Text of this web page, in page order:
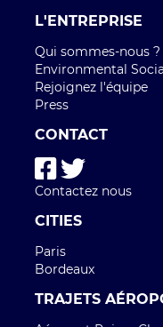
L'ENTREPRISE
Qui sommes-nous ?
Environmental
Rejoignez l'équipe
Press
CONTACT
Contactez nous
CITIES
Paris
Bordeaux
TRAJETS